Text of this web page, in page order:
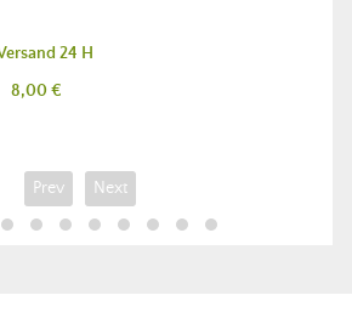
24 H
Preis
8,00 €
Prev Next